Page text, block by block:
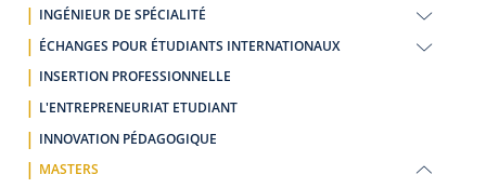
INGÉNIEUR DE SPÉCIALITÉ
ÉCHANGES POUR ÉTUDIANTS INTERNATIONAUX
INSERTION PROFESSIONNELLE
L'ENTREPRENEURIAT ETUDIANT
INNOVATION PÉDAGOGIQUE
MASTERS